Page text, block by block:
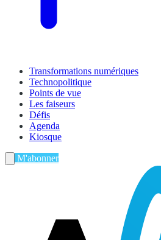
Transformations numériques
Technopolitique
Points de vue
Les faiseurs
Défis
Agenda
Kiosque
M'abonner